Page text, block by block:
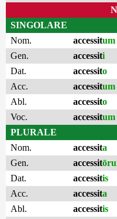
SINGOLARE
Nom.
accessitum
Gen.
accessiti
Dat.
accessito
Acc.
accessitum
Abl.
accessito
Voc.
accessitum
PLURALE
Nom.
accessita
Gen.
accessit
Dat.
accessitis
Acc.
accessita
Abl.
accessitis